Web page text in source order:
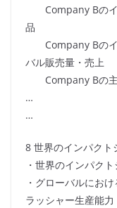
Company Bのイ
品
Company Bのイ
バル販売量・売上
Company Bの主
…
…
8 世界のインパクト
・世界のインパク
・グローバルにお
ラッシャー生産能力